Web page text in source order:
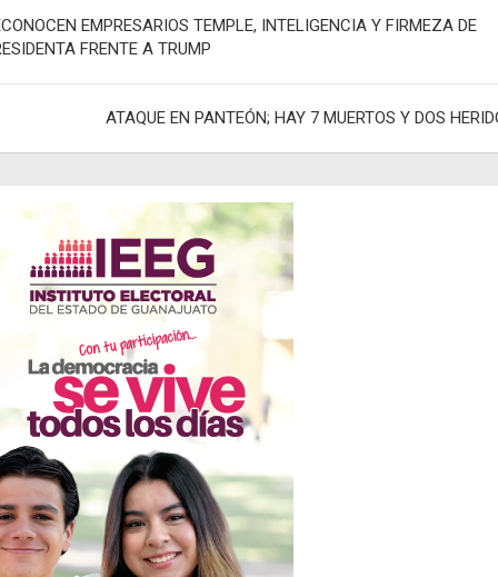
EMPRESARIOS TEMPLE, INTELIGENCIA Y FIRMEZA DE
FRENTE A TRUMP
ATAQUE EN PANTEÓN; HAY 7 MUERTOS Y DOS